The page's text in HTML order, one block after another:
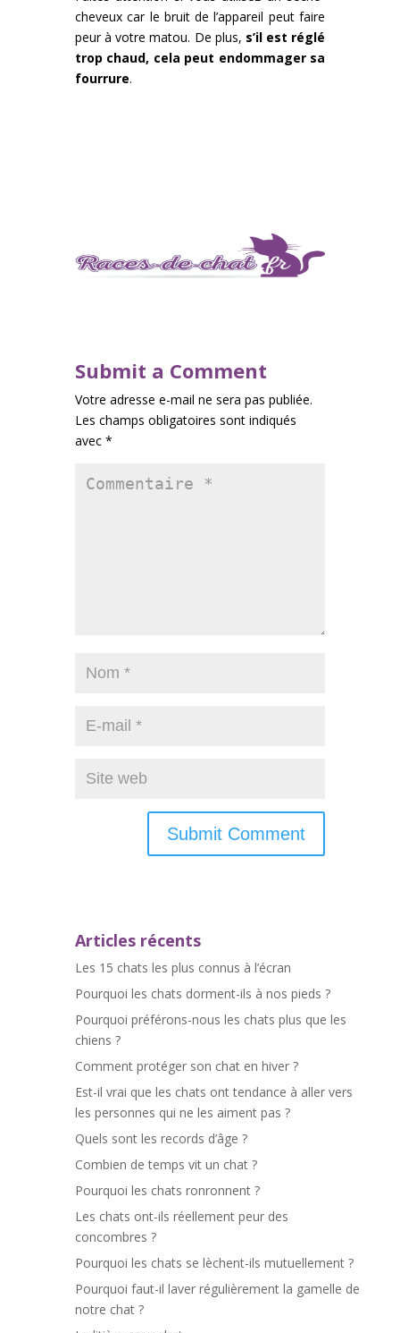
cheveux car le bruit de l’appareil peut faire
peur à votre matou. De plus, s’il est réglé
trop chaud, cela peut endommager sa
fourrure.
Submit a Comment
Votre adresse e-mail ne sera pas publiée.
Les champs obligatoires sont indiqués
avec *
Articles récents
Les 15 chats les plus connus à l’écran
Pourquoi les chats dorment-ils à nos pieds ?
Pourquoi préférons-nous les chats plus que les
chiens ?
Comment protéger son chat en hiver ?
Est-il vrai que les chats ont tendance à aller vers
les personnes qui ne les aiment pas ?
Quels sont les records d’âge ?
Combien de temps vit un chat ?
Pourquoi les chats ronronnent ?
Les chats ont-ils réellement peur des
concombres ?
Pourquoi les chats se lèchent-ils mutuellement ?
Pourquoi faut-il laver régulièrement la gamelle de
notre chat ?